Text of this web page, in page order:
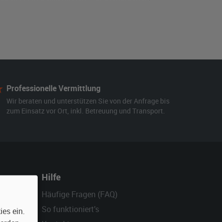
Professionelle Vermittlung
Wir beraten und unterstützen Sie von der Anfrage bis
zum Einsatz vor Ort, inkl. Betreuung und Transport.
Hilfe
Häufige Fragen (FAQ)
So funktioniert's
ein.